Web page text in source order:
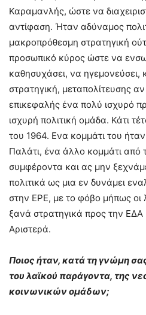
Καραμανλής, ώστε να
αντίφαση. Ήταν αδύναμος
μακροπρόθεσμη στρατηγική
προσωπικό κύρος ώστε να
καθησυχάσει, να ηγεμονεύσει,
στρατηγική, μεταπολίτευσης
επικεφαλής ένα πολύ ισχυρό
ισχυρή πολιτική ομάδα. Κάτι
του 1964. Ενα κομμάτι του
Παλάτι, ένα άλλο κομμάτι από
συμφέροντα και ας μην
πολιτικά ως μια εν δυνάμει
στην ΕΡΕ, με το φόβο μήπως οι
ξανά στρατηγικά προς την ΕΔΑ
Αριστερά.
Ποιος ήταν, κατά τη γνώμη
του λαϊκού παράγοντα, της
κοινωνικών ομάδων;